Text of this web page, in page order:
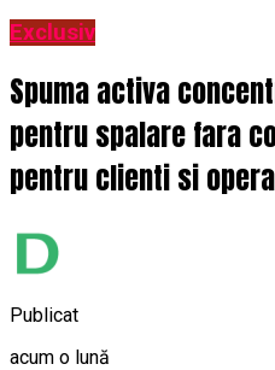
Exclusiv
Spuma activa
pentru spalare fara
pentru clienti si
Publicat
acum o lună